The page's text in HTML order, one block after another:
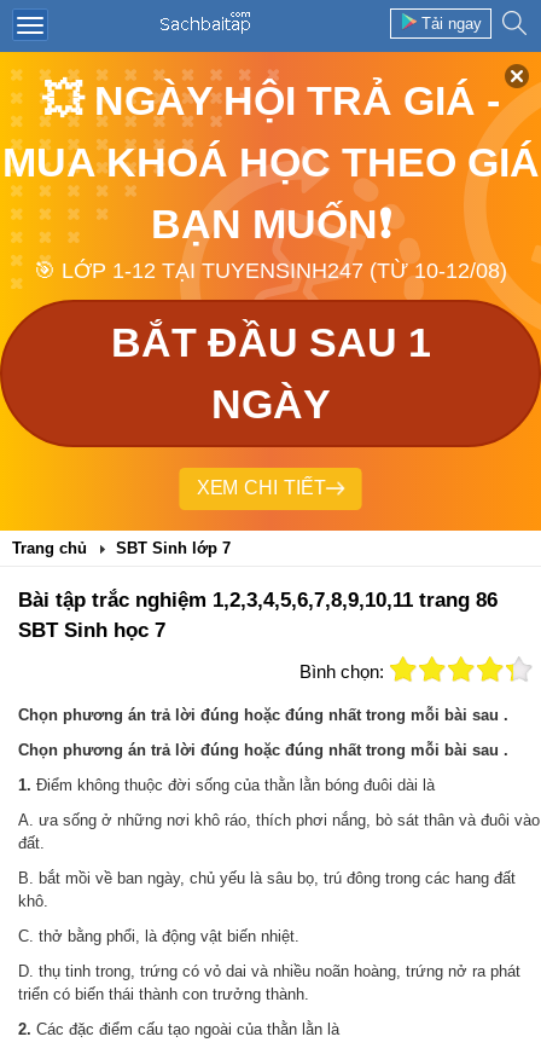
Tải ngay
💥 NGÀY HỘI TRẢ GIÁ -
MUA KHOÁ HỌC THEO GIÁ
BẠN MUỐN❗
🎯 LỚP 1-12 TẠI TUYENSINH247 (TỪ 10-12/08)
BẮT ĐẦU SAU 1
NGÀY
XEM CHI TIẾT
Trang chủ SBT Sinh lớp 7
Bài tập trắc nghiệm 1,2,3,4,5,6,7,8,9,10,11 trang 86
SBT Sinh học 7
Bình chọn:
Chọn phương án trả lời đúng hoặc đúng nhất trong mỗi bài sau .
Chọn phương án trả lời đúng hoặc đúng nhất trong mỗi bài sau .
1. Điểm không thuộc đời sống của thằn lằn bóng đuôi dài là
A. ưa sống ở những nơi khô ráo, thích phơi nắng, bò sát thân và đuôi vào
đất.
B. bắt mồi về ban ngày, chủ yếu là sâu bọ, trú đông trong các hang đất
khô.
C. thở bằng phổi, là động vật biến nhiệt.
D. thụ tinh trong, trứng có vỏ dai và nhiều noãn hoàng, trứng nở ra phát
triển có biến thái thành con trưởng thành.
2. Các đặc điểm cấu tạo ngoài của thằn lằn là